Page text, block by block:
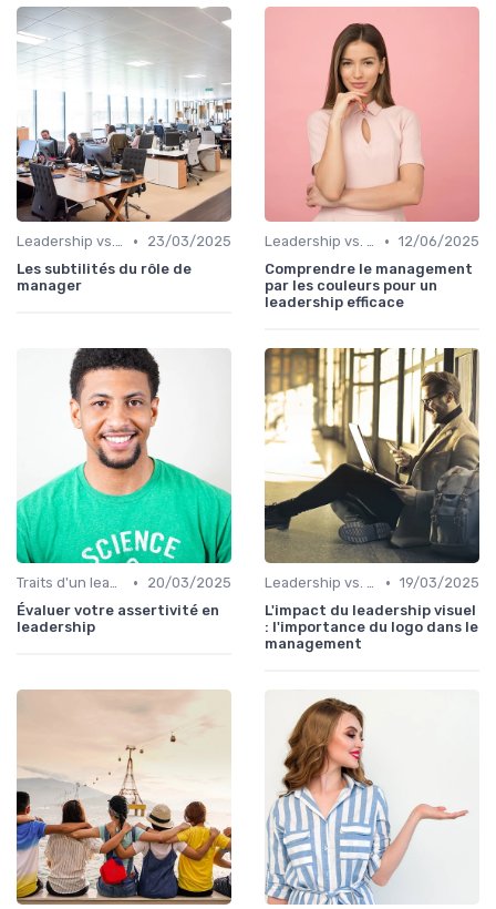
Leadership vs. Management •
23/03/2025
Les subtilités du rôle de
manager
Leadership vs. Management • 12/06/2025
Comprendre le management
par les couleurs pour un
leadership efficace
Traits d'un leader efficace •
20/03/2025
Évaluer votre assertivité en
leadership
Leadership vs. Management • 19/03/2025
L'impact du leadership visuel
: l'importance du logo dans le
management